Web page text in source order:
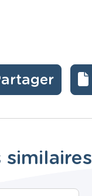
similaires